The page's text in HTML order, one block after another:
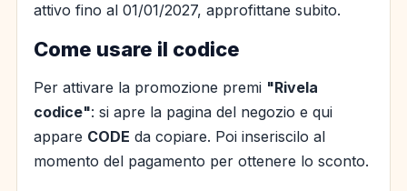
attivo fino al 01/01/2027, approfittane subito.
Come usare il codice
Per attivare la promozione premi "Rivela
codice": si apre la pagina del negozio e qui
appare CODE da copiare. Poi inseriscilo al
momento del pagamento per ottenere lo sconto.